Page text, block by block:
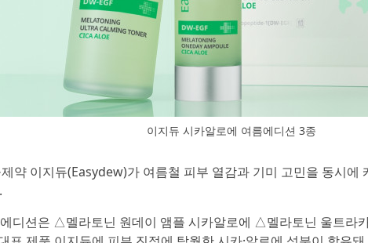
이지듀 시카알로에 여름에디션 3종
약 이지듀(Easydew)가 여름철 피부 열감과 기미 고민을 동시에
디션은 △멜라토닌 원데이 앰플 시카알로에 △멜라토닌 울트라